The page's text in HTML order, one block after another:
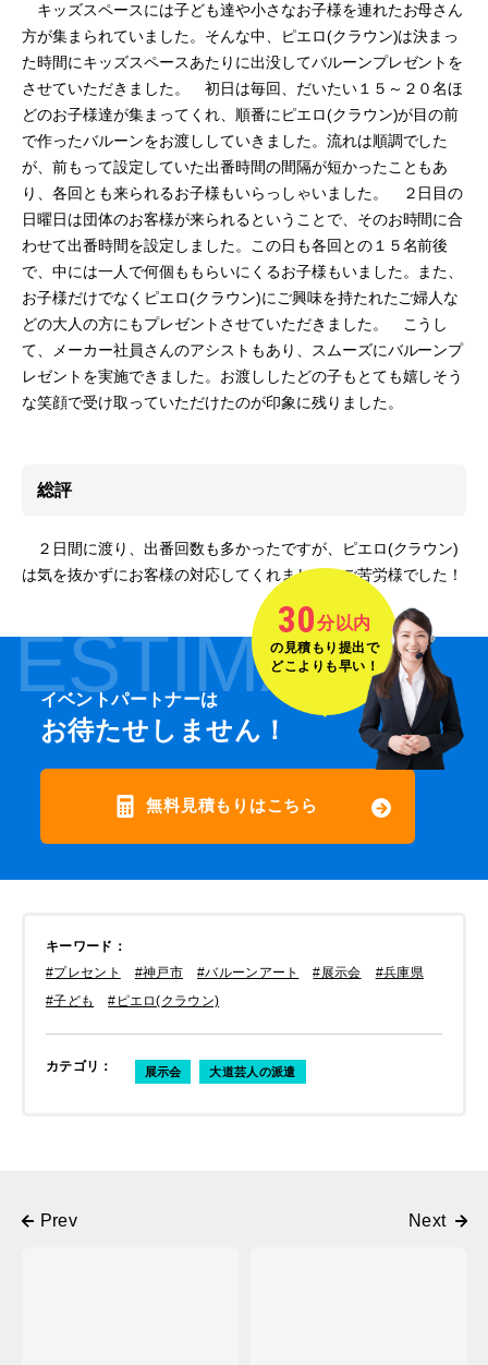
キッズスペースには子ども達や小さなお子様を連れたお母さん
方が集まられていました。そんな中、ピエロ(クラウン)は決まっ
た時間にキッズスペースあたりに出没してバルーンプレゼントを
させていただきました。 初日は毎回、だいたい１５～２０名ほ
どのお子様達が集まってくれ、順番にピエロ(クラウン)が目の前
で作ったバルーンをお渡ししていきました。流れは順調でした
が、前もって設定していた出番時間の間隔が短かったこともあ
り、各回とも来られるお子様もいらっしゃいました。 ２日目の
日曜日は団体のお客様が来られるということで、そのお時間に合
わせて出番時間を設定しました。この日も各回との１５名前後
で、中には一人で何個ももらいにくるお子様もいました。また、
お子様だけでなくピエロ(クラウン)にご興味を持たれたご婦人な
どの大人の方にもプレゼントさせていただきました。 こうし
て、メーカー社員さんのアシストもあり、スムーズにバルーンプ
レゼントを実施できました。お渡ししたどの子もとても嬉しそう
な笑顔で受け取っていただけたのが印象に残りました。
総評
２日間に渡り、出番回数も多かったですが、ピエロ(クラウン)
は気を抜かずにお客様の対応してくれました。ご苦労様でした！
ESTIMATE
イベントパートナーは
お待たせしません！
無料見積もりはこちら
30分以内
の見積もり提出で
どこよりも早い！
キーワード ：
#プレセント
#神戸市 #バルーンアート #展示会
#兵庫県
#子ども
#ピエロ(クラウン)
カテゴリ ： 展示会 大道芸人の派遣